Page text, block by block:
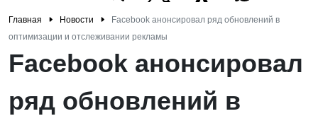
Главная Новости
Facebook анонсировал ряд обновлений в
оптимизации и отслеживании рекламы
Facebook анонсировал
ряд обновлений в